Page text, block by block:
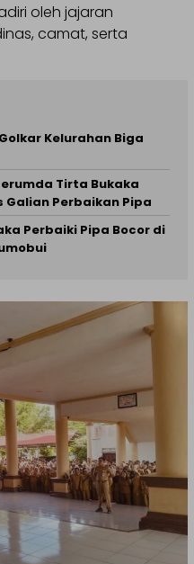
oleh jajaran
camat, serta
Kelurahan Biga
Tirta Bukaka
Galian Perbaikan Pipa
Perbaiki Pipa Bocor di